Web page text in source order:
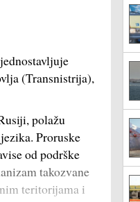
(Transnistrija),
polažu
Proruske
od podrške
takozvane
teritorijama i